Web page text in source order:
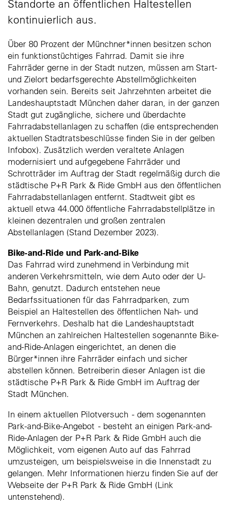
Standorte an öffentlichen Haltestellen
kontinuierlich aus.
Über 80 Prozent der Münchner*innen besitzen schon
ein funktionstüchtiges Fahrrad. Damit sie ihre
Fahrräder gerne in der Stadt nutzen, müssen am Start-
und Zielort bedarfsgerechte Abstellmöglichkeiten
vorhanden sein. Bereits seit Jahrzehnten arbeitet die
Landeshauptstadt München daher daran, in der ganzen
Stadt gut zugängliche, sichere und überdachte
Fahrradabstellanlagen zu schaffen (die entsprechenden
aktuellen Stadtratsbeschlüsse finden Sie in der gelben
Infobox). Zusätzlich werden veraltete Anlagen
modernisiert und aufgegebene Fahrräder und
Schrotträder im Auftrag der Stadt regelmäßig durch die
städtische P+R Park & Ride GmbH aus den öffentlichen
Fahrradabstellanlagen entfernt. Stadtweit gibt es
aktuell etwa 44.000 öffentliche Fahrradabstellplätze in
kleinen dezentralen und großen zentralen
Abstellanlagen (Stand Dezember 2023).
Bike-and-Ride und Park-and-Bike
Das Fahrrad wird zunehmend in Verbindung mit
anderen Verkehrsmitteln, wie dem Auto oder der U-
Bahn, genutzt. Dadurch entstehen neue
Bedarfssituationen für das Fahrradparken, zum
Beispiel an Haltestellen des öffentlichen Nah- und
Fernverkehrs. Deshalb hat die Landeshauptstadt
München an zahlreichen Haltestellen sogenannte Bike-
and-Ride-Anlagen eingerichtet, an denen die
Bürger*innen ihre Fahrräder einfach und sicher
abstellen können. Betreiberin dieser Anlagen ist die
städtische P+R Park & Ride GmbH im Auftrag der
Stadt München.
In einem aktuellen Pilotversuch - dem sogenannten
Park-and-Bike-Angebot - besteht an einigen Park-and-
Ride-Anlagen der P+R Park & Ride GmbH auch die
Möglichkeit, vom eigenen Auto auf das Fahrrad
umzusteigen, um beispielsweise in die Innenstadt zu
gelangen. Mehr Informationen hierzu finden Sie auf der
Webseite der P+R Park & Ride GmbH (Link
untenstehend).